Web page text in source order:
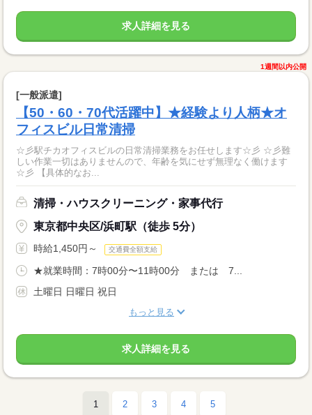
求人詳細を見る
1週間以内公開
[一般派遣]
【50・60・70代活躍中】★経験より人柄★オ
フィスビル日常清掃
☆彡駅チカオフィスビルの日常清掃業務をお任せします☆彡 ☆彡難
しい作業一切はありませんので、年齢を気にせず無理なく働けます
☆彡 【具体的なお...
清掃・ハウスクリーニング・家事代行
東京都中央区/浜町駅（徒歩 5分）
時給1,450円～ 交通費全額支給
★就業時間：7時00分〜11時00分 または 7...
土曜日 日曜日 祝日
もっと見る
求人詳細を見る
1 2 3 4 5